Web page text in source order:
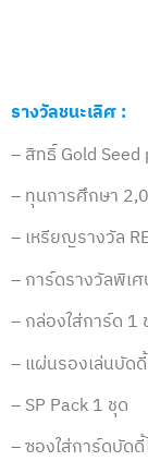
รางวัลชนะเลิศ :
– สิทธิ์ Gold Seed
– ทุนการศึกษา
– เหรียญรางวัล
– การ์ดรางวัลพิเศ
– กล่องใส่การ์ด 1
– แผ่นรองเล่นบัด
– SP Pack 1 ชุด
– ซองใส่การ์ดบัด